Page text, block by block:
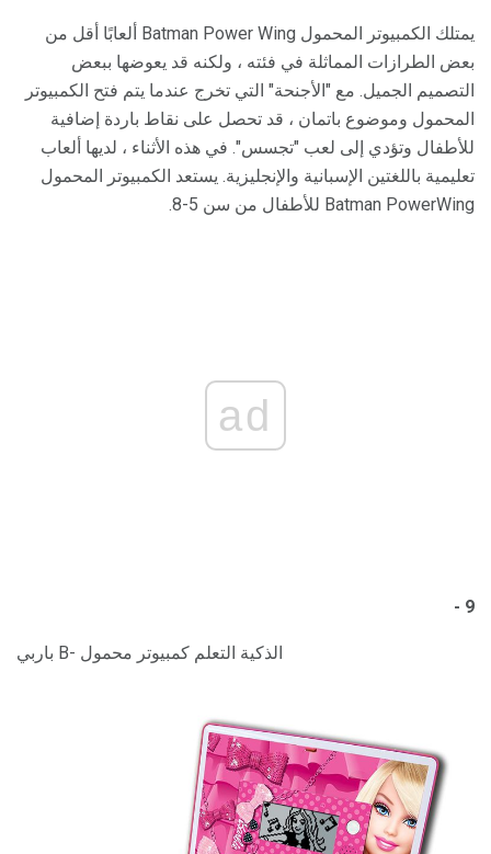
يمتلك الكمبيوتر المحمول Batman Power Wing ألعابًا أقل من
بعض الطرازات المماثلة في فئته ، ولكنه قد يعوضها ببعض
التصميم الجميل. مع "الأجنحة" التي تخرج عندما يتم فتح الكمبيوتر
المحمول وموضوع باتمان ، قد تحصل على نقاط باردة إضافية
للأطفال وتؤدي إلى لعب "تجسس". في هذه الأثناء ، لديها ألعاب
تعليمية باللغتين الإسبانية والإنجليزية. يستعد الكمبيوتر المحمول
Batman PowerWing للأطفال من سن 5-8.
ad
9 -
باربي B- الذكية التعلم كمبيوتر محمول